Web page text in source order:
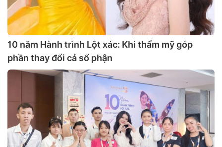
10 năm Hành trình Lột xác: Khi thẩm mỹ góp
phần thay đổi cả số phận